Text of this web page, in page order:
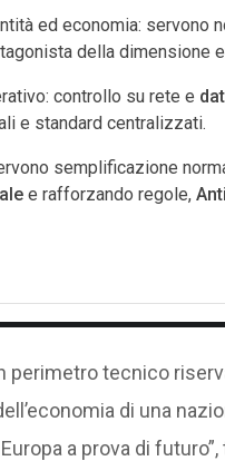
ed economia: servono
della dimensione
controllo su rete e
e standard centralizzati.
semplificazione
e rafforzando regole,
perimetro tecnico
di una
a prova di